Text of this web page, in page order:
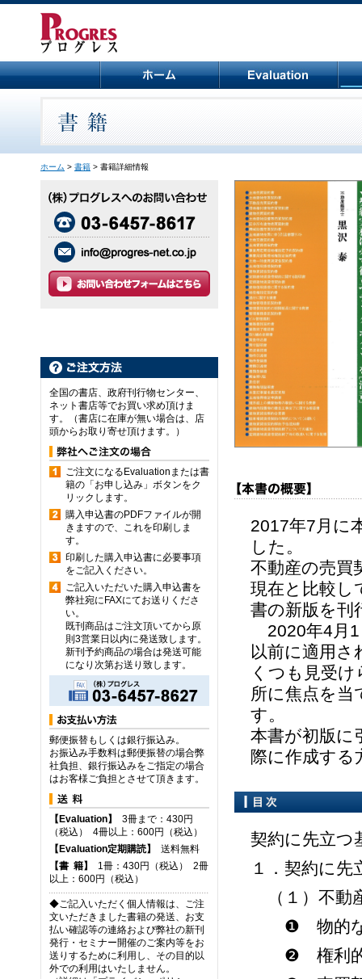
ホーム > 書籍 > 書籍詳細情報
全国の書店、政府刊行物センター、
ネット書店等でお買い求め頂けま
す。（書店に在庫が無い場合は、店
頭からお取り寄せ頂けます。）
ご注文になるEvaluationまたは書
籍の「お申し込み」ボタンをク
リックします。
購入申込書のPDFファイルが開
きますので、これを印刷しま
す。
印刷した購入申込書に必要事項
をご記入ください。
ご記入いただいた購入申込書を
弊社宛にFAXにてお送りくださ
い。
既刊商品はご注文頂いてから原
則3営業日以内に発送致します。
新刊予約商品の場合は発送可能
になり次第お送り致します。
郵便振替もしくは銀行振込み。
お振込み手数料は郵便振替の場合弊
社負担、銀行振込みをご指定の場合
はお客様ご負担とさせて頂きます。
【Evaluation】
3冊まで：430円
（税込） 4冊以上：600円（税込）
【Evaluation定期購読】
送料無料
【書 籍】
1冊：430円（税込） 2冊
以上：600円（税込）
◆ご記入いただく個人情報は、ご注
文いただきました書籍の発送、お支
払い確認等の連絡および弊社の新刊
発行・セミナー開催のご案内等をお
送りするために利用し、その目的以
外での利用はいたしません。
2017年7月に
した。
不動産の売買
現在と比較し
書の新版を刊
2020年4月1
以前に適用さ
くつも見受
所に焦点を当
す。
本書が初版に
際に作成す
契約に先立つ
１．契約に先
（１）不動
❶ 物的な
❷ 権利的